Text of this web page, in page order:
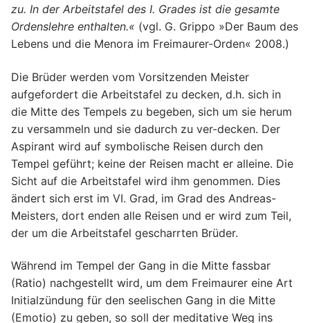
zu. In der Arbeitstafel des I. Grades ist die gesamte
Ordenslehre enthalten.« (vgl. G. Grippo »Der Baum des
Lebens und die Menora im Freimaurer-Orden« 2008.)
Die Brüder werden vom Vorsitzenden Meister
aufgefordert die Arbeitstafel zu decken, d.h. sich in
die Mitte des Tempels zu begeben, sich um sie herum
zu versammeln und sie dadurch zu ver-decken. Der
Aspirant wird auf symbolische Reisen durch den
Tempel geführt; keine der Reisen macht er alleine. Die
Sicht auf die Arbeitstafel wird ihm genommen. Dies
ändert sich erst im VI. Grad, im Grad des Andreas-
Meisters, dort enden alle Reisen und er wird zum Teil,
der um die Arbeitstafel gescharrten Brüder.
Während im Tempel der Gang in die Mitte fassbar
(Ratio) nachgestellt wird, um dem Freimaurer eine Art
Initialzündung für den seelischen Gang in die Mitte
(Emotio) zu geben, so soll der meditative Weg ins